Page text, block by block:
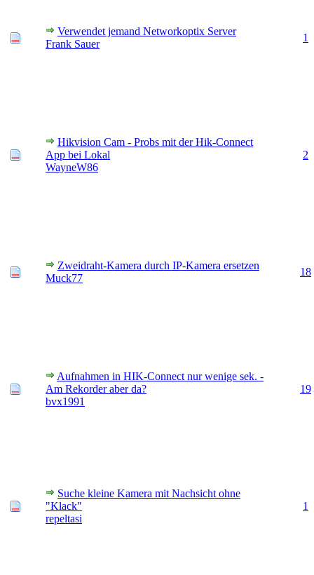
Verwendet jemand Networkoptix Server
Frank Sauer
1
Hikvision Cam - Probs mit der Hik-Connect
App bei Lokal
WayneW86
2
Zweidraht-Kamera durch IP-Kamera ersetzen
Muck77
18
Aufnahmen in HIK-Connect nur wenige sek. -
Am Rekorder aber da?
bvx1991
19
Suche kleine Kamera mit Nachsicht ohne
"Klack"
repeltasi
1